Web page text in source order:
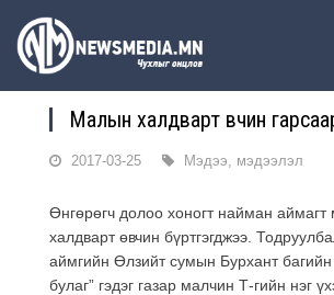
Малын халдварт өвчин
2017-03-25 Мэдээ, мэдээлэл
Өнгөрөгч долоо хоногт найман аймагт
халдварт өвчин бүртгэгджээ.
аймгийн Өлзийт сумын Бурхант багийн
булаг” гэдэг газар малчин Т-гийн нэг